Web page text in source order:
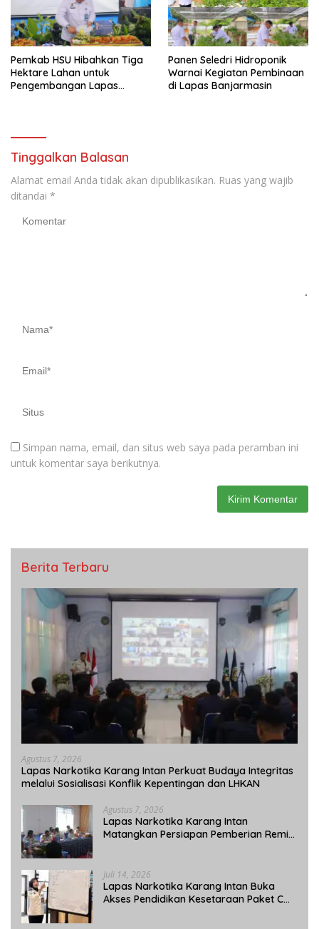
Pemkab HSU Hibahkan Tiga
Hektare Lahan untuk
Pengembangan Lapas
Panen Seledri Hidroponik
Warnai Kegiatan Pembinaan
di Lapas Banjarmasin
Tinggalkan Balasan
Alamat email Anda tidak akan dipublikasikan. Ruas yang wajib
ditandai *
Simpan nama, email, dan situs web saya pada peramban ini
untuk komentar saya berikutnya.
Berita Terbaru
Agustus 7, 2026
Lapas Narkotika Karang Intan Perkuat Budaya Integritas
melalui Sosialisasi Konflik Kepentingan dan LHKAN
Agustus 7, 2026
Lapas Narkotika Karang Intan
Matangkan Persiapan Pemberian Remisi
Juli 14, 2026
Lapas Narkotika Karang Intan Buka
Akses Pendidikan Kesetaraan Paket C